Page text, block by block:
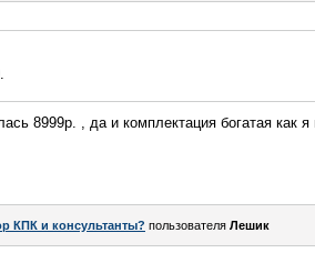
8999р. , да и комплектация богатая как я
КПК и консультанты? пользователя Лeшик